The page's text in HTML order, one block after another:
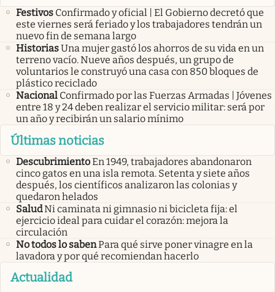
Festivos Confirmado y oficial | El Gobierno decretó que
este viernes será feriado y los trabajadores tendrán un
nuevo fin de semana largo
HistoriasUna mujer gastó los ahorros de su vida en un
terreno vacío. Nueve años después, un grupo de
voluntarios le construyó una casa con 850 bloques de
plástico reciclado
Nacional Confirmado por las Fuerzas Armadas | Jóvenes
entre 18 y 24 deben realizar el servicio militar: será por
un año y recibirán un salario mínimo
Últimas noticias
DescubrimientoEn 1949, trabajadores abandonaron
cinco gatos en una isla remota. Setenta y siete años
después, los científicos analizaron las colonias y
quedaron helados
SaludNi caminata ni gimnasio ni bicicleta fija: el
ejercicio ideal para cuidar el corazón: mejora la
circulación
No todos lo sabenPara qué sirve poner vinagre en la
lavadora y por qué recomiendan hacerlo
Actualidad